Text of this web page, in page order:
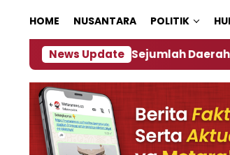
HOME NUSANTARA POLITIK
News Update
Dampak El Nino, Sejumlah Daerah di